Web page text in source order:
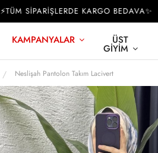
SİPARİŞLERDE KARGO BEDAVA✨
KAMPANYALAR ÜST
GIYIM
Neslişah Pantolon Takım Lacivert